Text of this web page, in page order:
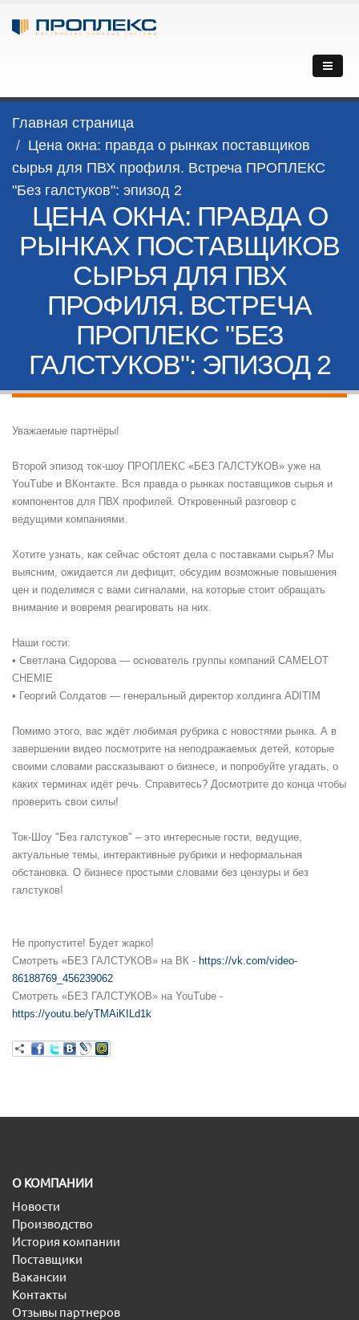
Главная страница
Цена окна: правда о рынках поставщиков
сырья для ПВХ профиля. Встреча ПРОПЛЕКС
"Без галстуков": эпизод 2
ЦЕНА ОКНА: ПРАВДА О
РЫНКАХ ПОСТАВЩИКОВ
СЫРЬЯ ДЛЯ ПВХ
ПРОФИЛЯ. ВСТРЕЧА
ПРОПЛЕКС "БЕЗ
ГАЛСТУКОВ": ЭПИЗОД 2
Уважаемые партнёры!
Второй эпизод ток-шоу ПРОПЛЕКС «БЕЗ ГАЛСТУКОВ» уже на
YouTube и ВКонтакте. Вся правда о рынках поставщиков сырья и
компонентов для ПВХ профилей. Откровенный разговор с
ведущими компаниями.
Хотите узнать, как сейчас обстоят дела с поставками сырья? Мы
выясним, ожидается ли дефицит, обсудим возможные повышения
цен и поделимся с вами сигналами, на которые стоит обращать
внимание и вовремя реагировать на них.
Наши гости:
• Светлана Сидорова — основатель группы компаний CAMELOT
CHEMIE
• Георгий Солдатов — генеральный директор холдинга ADITIM
Помимо этого, вас ждёт любимая рубрика с новостями рынка. А в
завершении видео посмотрите на неподражаемых детей, которые
своими словами рассказывают о бизнесе, и попробуйте угадать, о
каких терминах идёт речь. Справитесь? Досмотрите до конца чтобы
проверить свои силы!
Ток-Шоу "Без галстуков" – это интересные гости, ведущие,
актуальные темы, интерактивные рубрики и неформальная
обстановка. О бизнесе простыми словами без цензуры и без
галстуков!
Не пропустите! Будет жарко!
Смотреть «БЕЗ ГАЛСТУКОВ» на ВК - https://vk.com/video-
86188769_456239062
Смотреть «БЕЗ ГАЛСТУКОВ» на YouTube -
https://youtu.be/yTMAiKILd1k
O КОМПАНИИ
Новости
Производство
История компании
Поставщики
Вакансии
Контакты
Отзывы партнеров